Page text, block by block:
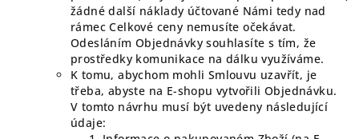
žádné další náklady účtované Námi tedy nad
rámec Celkové ceny nemusíte očekávat.
Odesláním Objednávky souhlasíte s tím, že
prostředky komunikace na dálku využíváme.
K tomu, abychom mohli Smlouvu uzavřít, je
třeba, abyste na E-shopu vytvořili Objednávku.
V tomto návrhu musí být uvedeny následující
údaje: